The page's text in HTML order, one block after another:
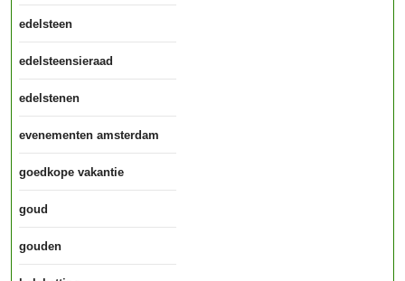
edelsteen
edelsteensieraad
edelstenen
evenementen amsterdam
goedkope vakantie
goud
gouden